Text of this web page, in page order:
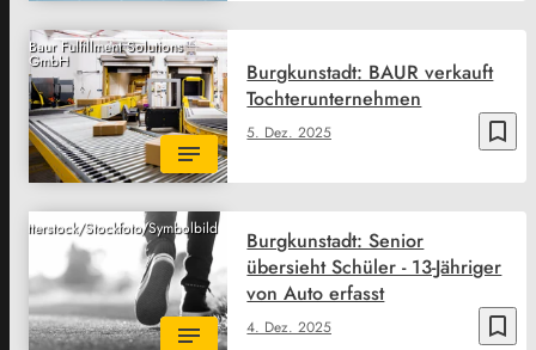
Baur Fulfillment Solutions
GmbH
bookmark_border
5. Dez. 2025
Burgkunstadt: BAUR verkauft
Tochterunternehmen
Shutterstock/Stockfoto/Symbolbild
bookmark_border
4. Dez. 2025
Burgkunstadt: Senior
übersieht Schüler - 13-Jähriger
von Auto erfasst